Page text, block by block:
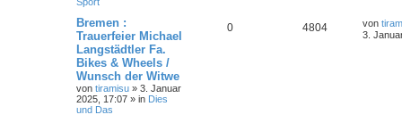
Bremen :
Trauerfeier Michael
Langstädtler Fa.
Bikes & Wheels /
Wunsch der Witwe
von tiramisu » 3. Januar
2025, 17:07 » in Dies
und Das
0 4804 von
3.